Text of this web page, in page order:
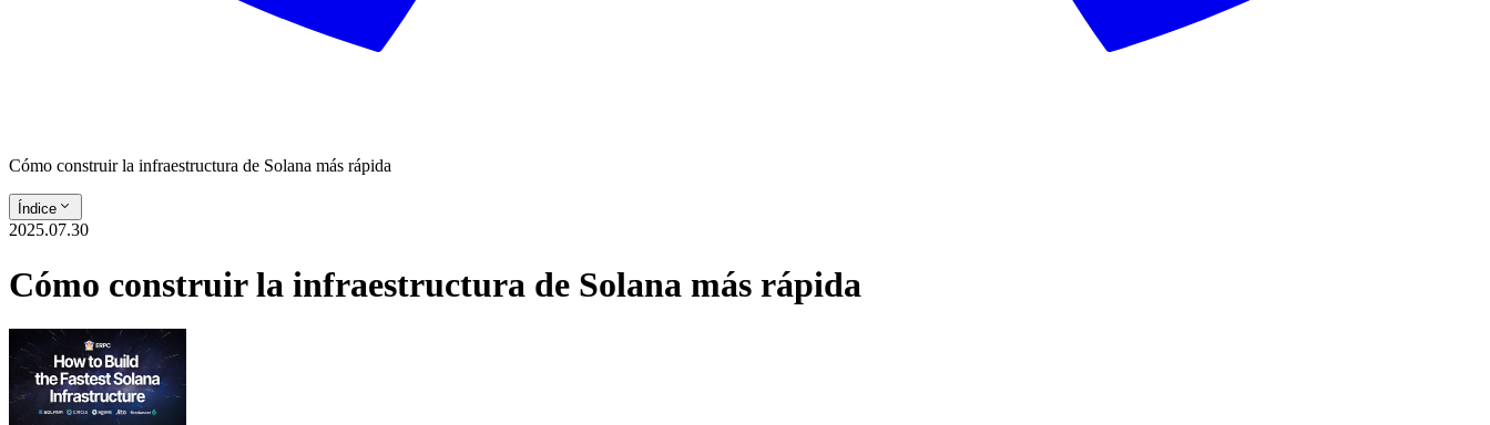
Cómo construir la infraestructura de Solana más rápida
Índice
2025.07.30
Cómo construir la infraestructura de Solana más rápida